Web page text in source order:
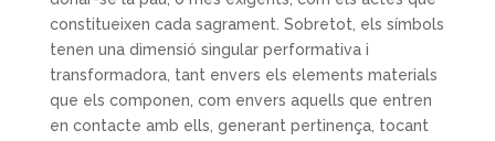
constitueixen cada sagrament. Sobretot, els símbols
tenen una dimensió singular performativa i
transformadora, tant envers els elements materials
que els componen, com envers aquells que entren
en contacte amb ells, generant pertinença, tocant